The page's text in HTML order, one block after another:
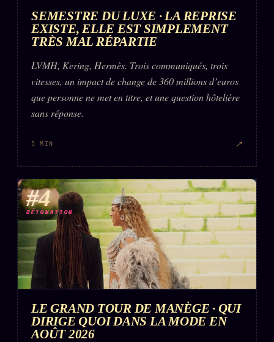
SEMESTRE DU LUXE · LA REPRISE
EXISTE, ELLE EST SIMPLEMENT
TRÈS MAL RÉPARTIE
LVMH, Kering, Hermès. Trois communiqués, trois
vitesses, un impact de change de 360 millions d’euros
que personne ne met en titre, et une question hôtelière
sans réponse.
5 MIN ↗
#4
DÉTONATION
LE GRAND TOUR DE MANÈGE · QUI
DIRIGE QUOI DANS LA MODE EN
AOÛT 2026